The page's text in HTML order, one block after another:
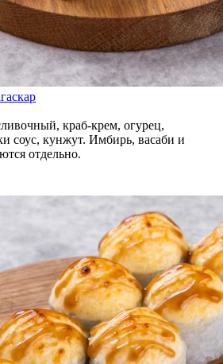
краб-крем, огурец,
соус, кунжут. Имбирь, васаби и
отдельно.